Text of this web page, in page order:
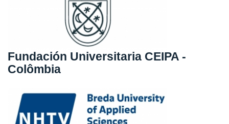
Fundación Universitaria CEIPA -
Colômbia